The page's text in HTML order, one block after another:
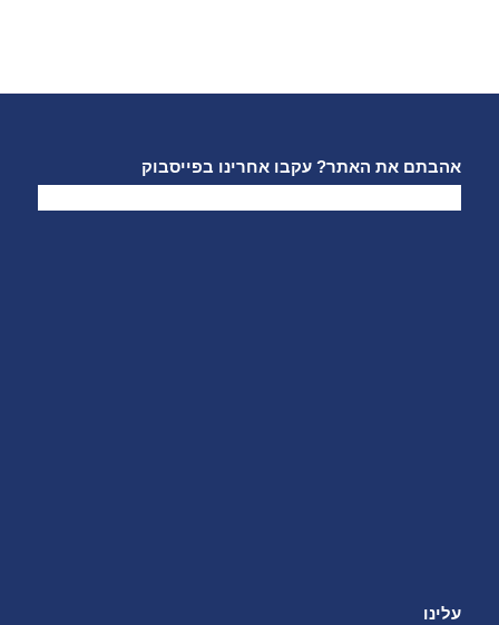
אהבתם את האתר? עקבו אחרינו בפייסבוק
עלינו